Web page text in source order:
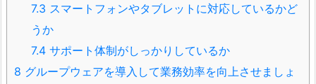
7.3 スマートフォンやタブレットに対応しているかど
うか
7.4 サポート体制がしっかりしているか
8 グループウェアを導入して業務効率を向上させましょ